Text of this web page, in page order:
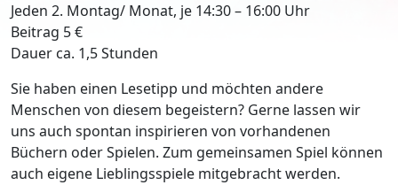
Jeden 2. Montag/ Monat, je 14:30 – 16:00 Uhr
Beitrag 5 €
Dauer ca. 1,5 Stunden
Sie haben einen Lesetipp und möchten andere
Menschen von diesem begeistern? Gerne lassen wir
uns auch spontan inspirieren von vorhandenen
Büchern oder Spielen. Zum gemeinsamen Spiel können
auch eigene Lieblingsspiele mitgebracht werden.